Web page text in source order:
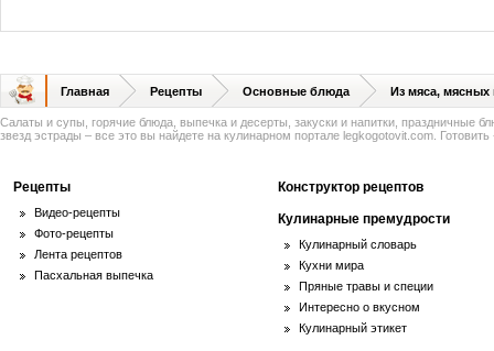
Главная Рецепты Основные блюда Из мяса, мясных
Салаты и супы, горячие блюда, выпечка и десерты, закуски и напитки, праздничные
звезд эстрады – все это вы найдете на кулинарном портале legkogotovit.com. Готовить
Рецепты
Видео-рецепты
Фото-рецепты
Лента рецептов
Пасхальная выпечка
Конструктор рецептов
Кулинарные премудрости
Кулинарный словарь
Кухни мира
Пряные травы и специи
Интересно о вкусном
Кулинарный этикет